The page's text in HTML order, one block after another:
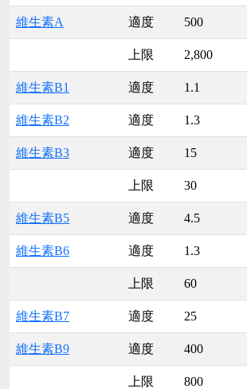
維生素A 適度 500
上限 2,800
維生素B1 適度 1.1
維生素B2 適度 1.3
維生素B3 適度 15
上限 30
維生素B5 適度 4.5
維生素B6 適度 1.3
上限 60
維生素B7 適度 25
維生素B9 適度 400
上限 800